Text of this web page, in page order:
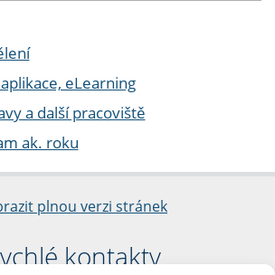
eLearning
a další pracoviště
ak. roku
plnou verzi stránek
kontakty